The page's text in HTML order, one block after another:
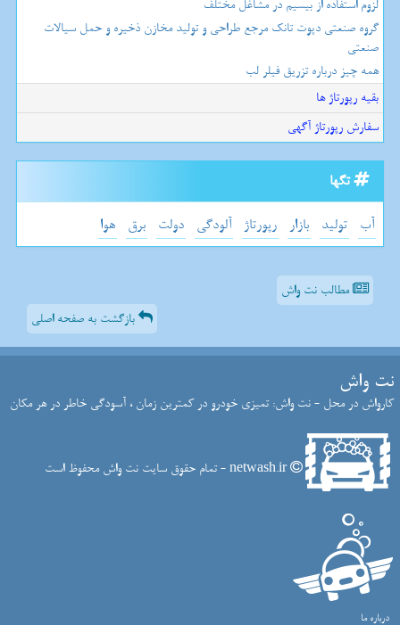
لزوم استفاده از بیسیم در مشاغل مختلف
گروه صنعتی دپوت تانک مرجع طراحی و تولید مخازن ذخیره و حمل سیالات
صنعتی
همه چیز درباره تزریق فیلر لب
بقیه رپورتاژ ها
سفارش رپورتاژ آگهی
تگها
آب تولید بازار رپورتاژ آلودگی دولت برق هوا
مطالب نت واش
بازگشت به صفحه اصلی
نت واش
کارواش در محل - نت واش: تمیزی خودرو در کمترین زمان ، آسودگی خاطر در هر مکان
netwash.ir - تمام حقوق سایت نت واش محفوظ است
درباره ما